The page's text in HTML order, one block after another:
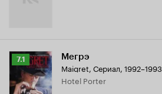
Рейтинг
Кинопоиска
7.1
7.1 Мегрэ
Maigret, Сериал, 1992–1993
Hotel Porter